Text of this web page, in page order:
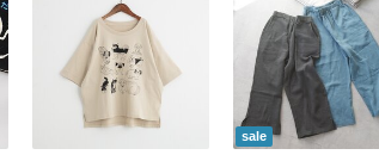
sale